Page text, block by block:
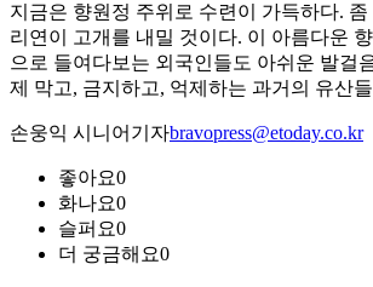
지금은 향원정 주위로 수련이 가득하다. 좀
리연이 고개를 내밀 것이다. 이 아름다운
으로 들여다보는 외국인들도 아쉬운 발걸
제 막고, 금지하고, 억제하는 과거의 유산
손웅익 시니어기자bravopress@etoday.co.kr
좋아요0
화나요0
슬퍼요0
더 궁금해요0